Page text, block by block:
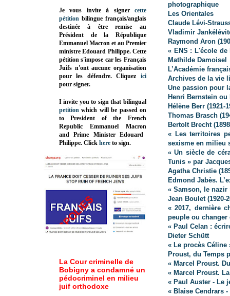
photographique
Les Orientales
Claude Lévi-
Vladimir
Raymond Aron
« ENS : L'école de
Mathilde Damoisel
L’Académie
Archives de la vie
Une passion pour
Henri Bernstein ou
Hélène Berr (1921-
Thomas Brasch
Bertolt Brecht
« Les territoires
sexisme en milieu
« Un siècle de
Tunis » par
Agatha Christie
Edmond Jabès.
« Samson, le
Jean Boulet (1920-
« 2017, dernière
peuple ou changer
« Paul Celan :
Dieter Schütt
« Le procès Céline
Proust, du Temps
« Marcel Proust.
« Marcel Proust.
« Paul Auster - Le
« Blaise Cendrars
Je vous invite à signer cette
pétition bilingue français/anglais
destinée à être remise au
Président de la République
Emmanuel Macron et au Premier
ministre Edouard Philippe. Cette
pétition s'impose car les Français
Juifs n'ont aucune organisation
pour les défendre. Cliquez
ici
pour signer.
I invite you to sign that bilingual
petition which will be passed on
to President of the French
Republic Emmanuel Macron
and Prime MinisterEdouard
Philippe. Click here to sign.
La Cour criminelle de
Bobigny a condamné un
pédocriminel en milieu
juif orthodoxe